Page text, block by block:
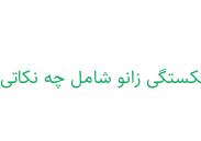
زانو شامل چه نکاتی